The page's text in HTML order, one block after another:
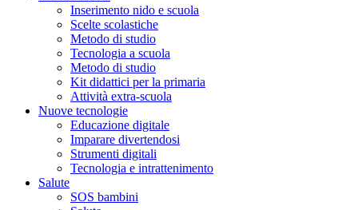
Inserimento nido e scuola
Scelte scolastiche
Metodo di studio
Tecnologia a scuola
Metodo di studio
Kit didattici per la primaria
Attività extra-scuola
Nuove tecnologie
Educazione digitale
Imparare divertendosi
Strumenti digitali
Tecnologia e intrattenimento
Salute
SOS bambini